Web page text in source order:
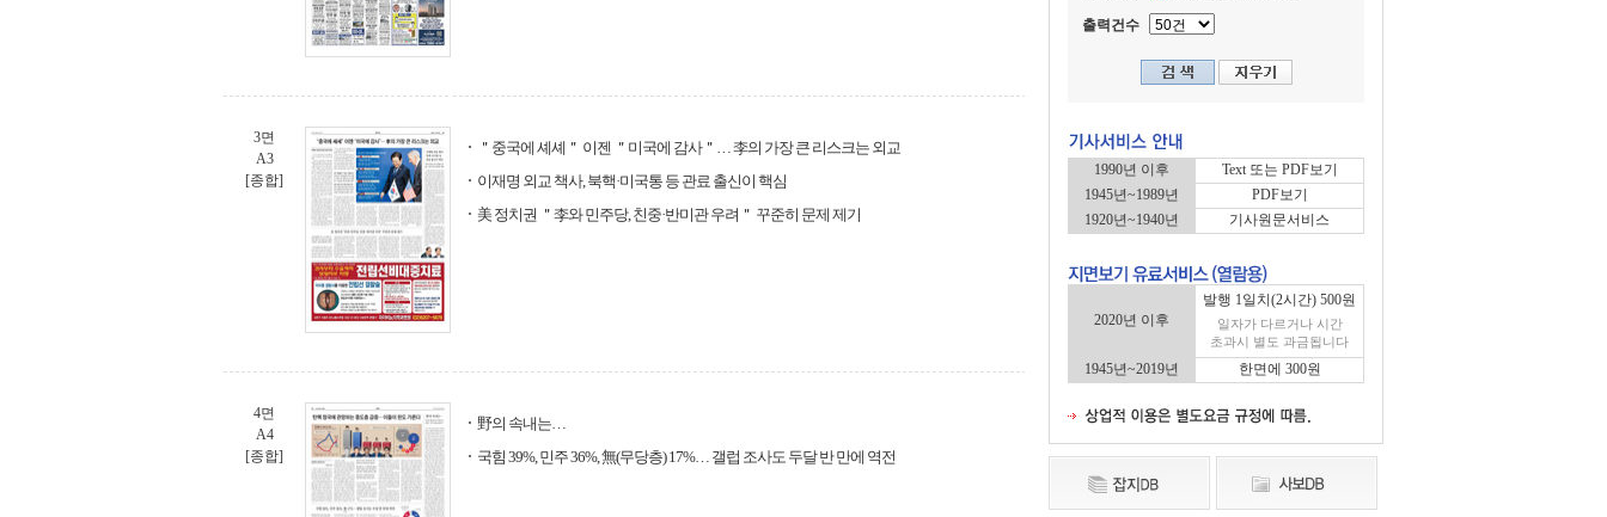
3면
A3
[종합]
＂중국에 셰셰＂ 이젠 ＂미국에 감사＂… 李의 가장 큰 리스크는 외교
이재명 외교 책사, 북핵·미국통 등 관료 출신이 핵심
美 정치권 ＂李와 민주당, 친중·반미관 우려＂ 꾸준히 문제 제기
4면
A4
[종합]
野의 속내는…
국힘 39%, 민주 36%, 無(무당층) 17%… 갤럽 조사도 두달 반 만에 역전